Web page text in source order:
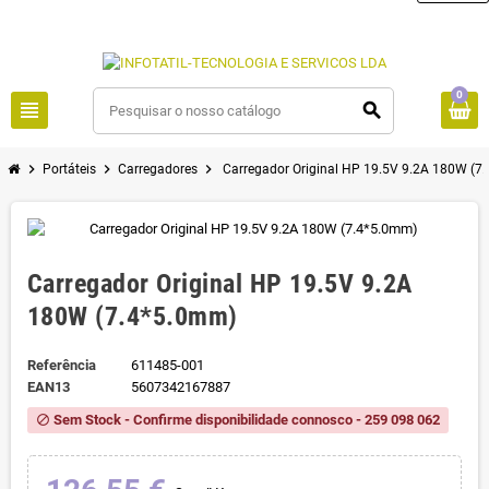
view_headline search
0
chevron_right Portáteis chevron_right Carregadores chevron_right Carregador Original HP 19.5V 9.2A 180W
Carregador Original HP 19.5V 9.2A
180W (7.4*5.0mm)
Referência
611485-001
EAN13
5607342167887
block Sem Stock - Confirme disponibilidade connosco - 259 098 062